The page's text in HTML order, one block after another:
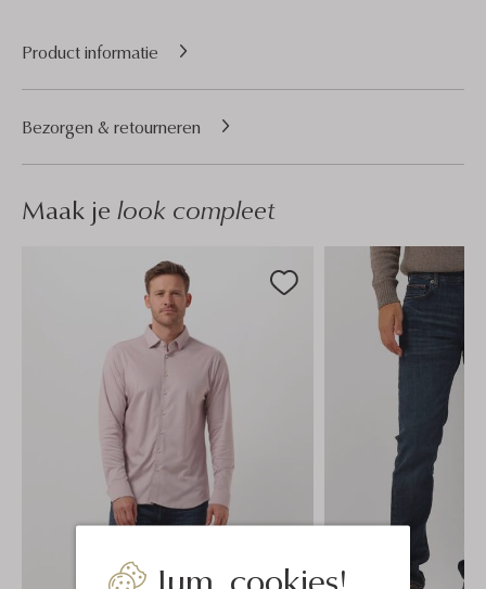
Jum, cookies!
Product informatie
Bezorgen & retourneren
Maak je look compleet